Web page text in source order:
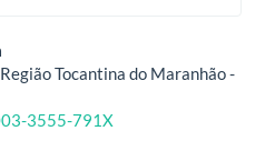
Tocantina do Maranhão -
3555-791X